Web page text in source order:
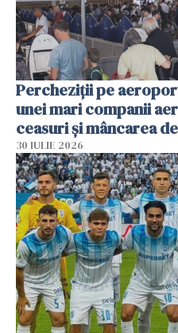
Percheziții pe
unei mari companii
ceasuri și mâncarea
30 IULIE 2026